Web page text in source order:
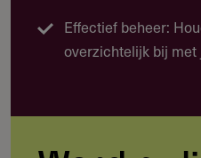
Overige
gouvermentele en
Effectief beheer:
overzichtelijk bij met